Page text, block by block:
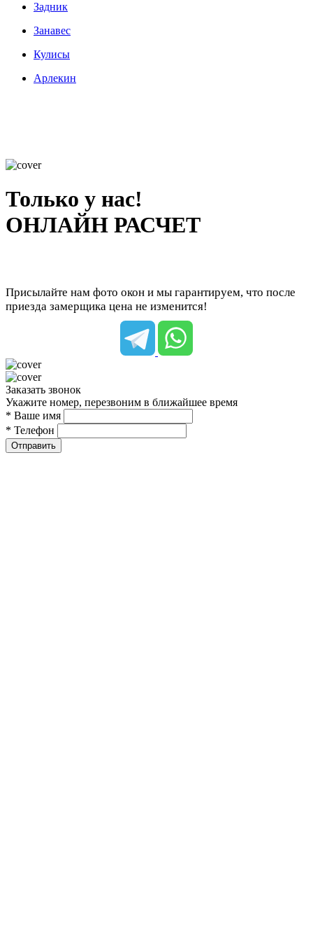
Задник
Занавес
Кулисы
Арлекин
Только у нас!
ОНЛАЙН РАСЧЕТ
Присылайте нам фото окон и мы гарантируем, что после
приезда замерщика цена не изменится!
Заказать звонок
Укажите номер, перезвоним в ближайшее время
* Ваше имя
* Телефон
Отправить